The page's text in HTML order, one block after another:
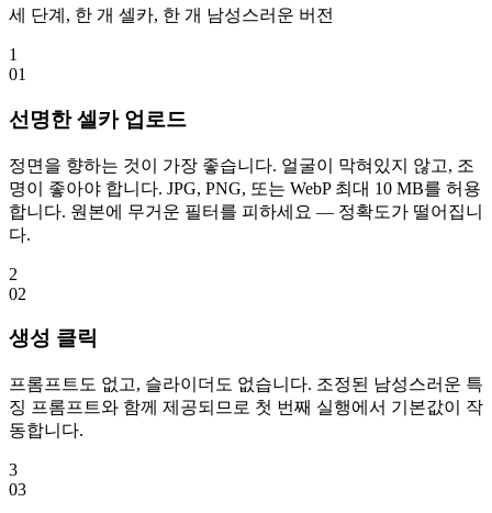
세 단계, 한 개 셀카, 한 개 남성스러운 버전
1
01
선명한 셀카 업로드
정면을 향하는 것이 가장 좋습니다. 얼굴이 막혀있지 않고, 조
명이 좋아야 합니다. JPG, PNG, 또는 WebP 최대 10 MB를 허용
합니다. 원본에 무거운 필터를 피하세요 — 정확도가 떨어집니
다.
2
02
생성 클릭
프롬프트도 없고, 슬라이더도 없습니다. 조정된 남성스러운 특
징 프롬프트와 함께 제공되므로 첫 번째 실행에서 기본값이 작
동합니다.
3
03